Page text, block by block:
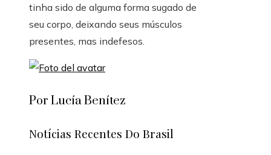
tinha sido de alguma forma sugado de
seu corpo, deixando seus músculos
presentes, mas indefesos.
Por Lucía Benítez
Notícias Recentes Do Brasil